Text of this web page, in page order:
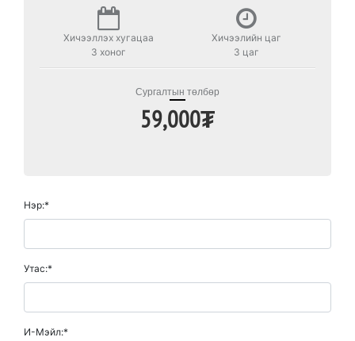
Хичээллэх хугацаа
3 хоног
Хичээлийн цаг
3 цаг
Сургалтын төлбөр
59,000₮
Нэр:*
Утас:*
И-Мэйл:*